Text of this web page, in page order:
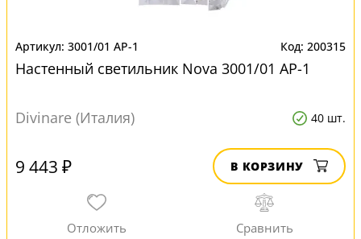
3001/01 AP-1 200315
Настенный светильник Nova 3001/01 AP-1
Divinare (Италия) 40 шт.
9 443 ₽ В КОРЗИНУ